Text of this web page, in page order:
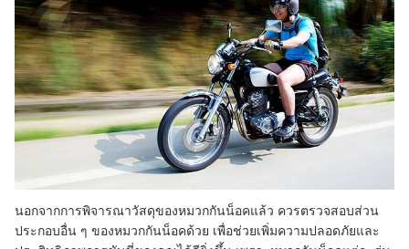
นอกจากการพิจารณาวัสดุของหมวกกันน็อคแล้ว ควรตรวจสอบส่วน
ประกอบอื่น ๆ ของหมวกกันน็อคด้วย เพื่อช่วยเพิ่มความปลอดภัยและ